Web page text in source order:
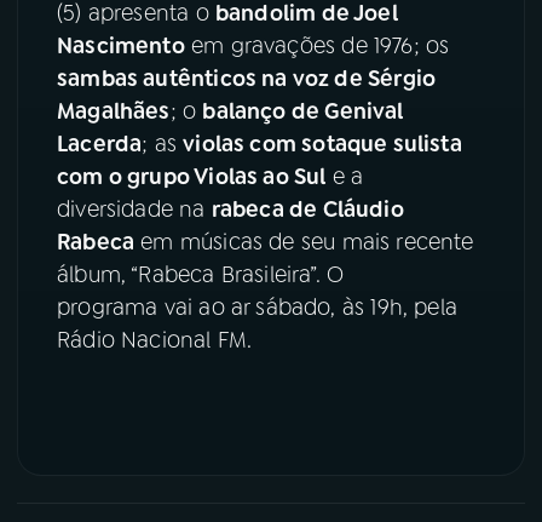
07ÚLTIMAS
FESTIVAL DE MÚSICA
ACOMPANHE A RÁDIO NACIONAL
Instagram X
TikTok
(5) apresenta o bandolim de Joel
Nascimentoem gravações de 1976; os
sambas autênticos na voz de Sérgio
Magalhães; o balanço de Genival
Lacerda; asviolas com sotaque sulista
com o grupo Violas ao Sul e a
diversidade na rabeca de Cláudio
Rabeca em músicas de seu mais recente
álbum, “Rabeca Brasileira”. O
programa vai ao ar sábado, às 19h, pela
Rádio Nacional FM.